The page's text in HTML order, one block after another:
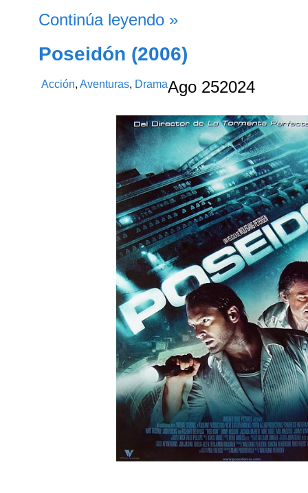
Continúa leyendo »
Poseidón (2006)
Acción,Aventuras, DramaAgo 252024